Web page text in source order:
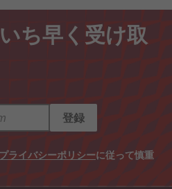
ち早く受け取
登録
プライバシーポリシーに従って慎重